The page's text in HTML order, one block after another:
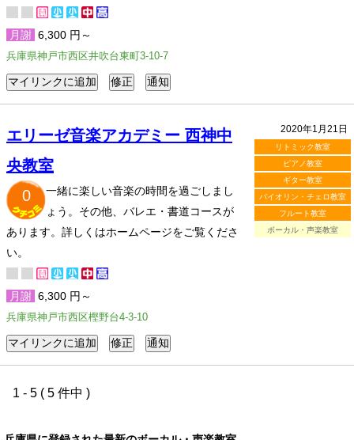
月謝 6,300 円～
兵庫県神戸市西区井吹台東町3-10-7
2020年1月21日
リトミック教室
ピアノ教室
ギター教室
バイオリン・チェロ教室
フルート教室
ボーカル・声楽教室
エリーゼ音楽アカデミー 西神中
央教室
0
一緒に楽しい音楽の時間を過ごしまし
ょう。その他、バレエ・書道コースが
あります。詳しくはホームページをご覧くださ
い。
月謝 6,300 円～
兵庫県神戸市西区樫野台4-3-10
1 - 5 ( 5 件中 )